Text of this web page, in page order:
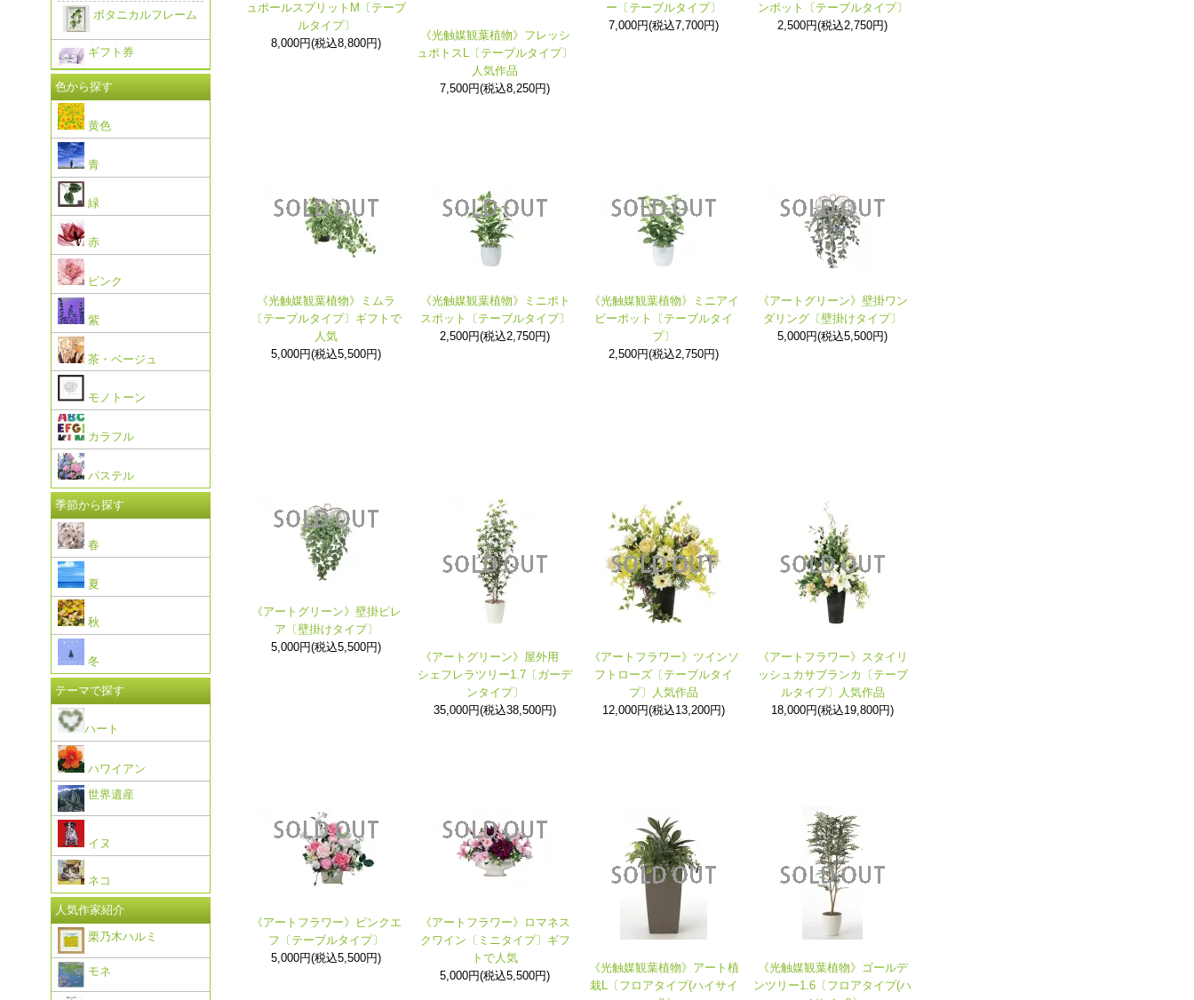
ュポールスプリットM〔テーブ
ルタイプ〕
8,000円(税込8,800円)
《光触媒観葉植物》フレッシ
ュポトスL〔テーブルタイプ〕
人気作品
7,500円(税込8,250円)
ー〔テーブルタイプ〕
7,000円(税込7,700円)
ンポット〔テーブルタイプ〕
2,500円(税込2,750円)
《光触媒観葉植物》ミムラ
〔テーブルタイプ〕ギフトで
人気
5,000円(税込5,500円)
《光触媒観葉植物》ミニポト
スポット〔テーブルタイプ〕
2,500円(税込2,750円)
《光触媒観葉植物》ミニアイ
ビーポット〔テーブルタイ
プ〕
2,500円(税込2,750円)
《アートグリーン》壁掛ワン
ダリング〔壁掛けタイプ〕
5,000円(税込5,500円)
《アートグリーン》壁掛ピレ
ア〔壁掛けタイプ〕
5,000円(税込5,500円)
《アートグリーン》屋外用
シェフレラツリー1.7〔ガーデ
ンタイプ〕
35,000円(税込38,500円)
《アートフラワー》ツインソ
フトローズ〔テーブルタイ
プ〕人気作品
12,000円(税込13,200円)
《アートフラワー》スタイリ
ッシュカサブランカ〔テーブ
ルタイプ〕人気作品
18,000円(税込19,800円)
《アートフラワー》ピンクエ
フ〔テーブルタイプ〕
5,000円(税込5,500円)
《アートフラワー》ロマネス
クワイン〔ミニタイプ〕ギフ
トで人気
5,000円(税込5,500円)
《光触媒観葉植物》アート植
栽L〔フロアタイプ(ハイサイ
《光触媒観葉植物》ゴールデ
ンツリー1.6〔フロアタイプ(ハ
ボタニカルフレーム
ギフト券
色から探す
黄色
青
緑
赤
ピンク
紫
茶・ベージュ
モノトーン
カラフル
パステル
季節から探す
春
夏
秋
冬
テーマで探す
ハート
ハワイアン
世界遺産
イヌ
ネコ
人気作家紹介
栗乃木ハルミ
モネ